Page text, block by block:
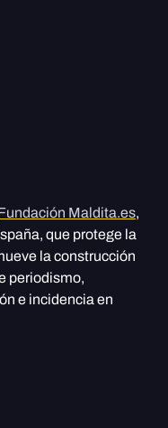
Maldita.es,
que protege la
la construcción
periodismo,
e incidencia en